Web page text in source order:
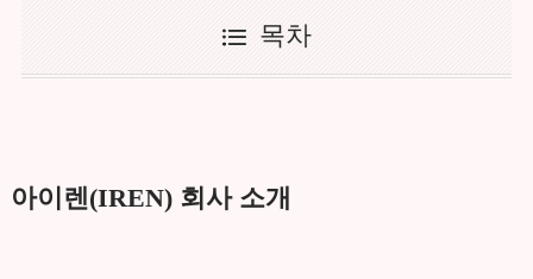
목차
아이렌(IREN) 회사 소개